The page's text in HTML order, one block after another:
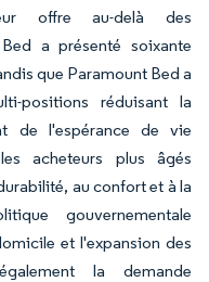
offre au-delà des
a présenté soixante
que Paramount Bed a
positions réduisant la
de l'espérance de vie
acheteurs plus âgés
au confort et à la
gouvernementale
et l'expansion des
la demande